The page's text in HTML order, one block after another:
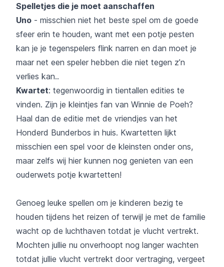
Spelletjes die je moet aanschaffen
Uno - misschien niet het beste spel om de goede
sfeer erin te houden, want met een potje pesten
kan je je tegenspelers flink narren en dan moet je
maar net een speler hebben die niet tegen z’n
verlies kan..
Kwartet: tegenwoordig in tientallen edities te
vinden. Zijn je kleintjes fan van Winnie de Poeh?
Haal dan de editie met de vriendjes van het
Honderd Bunderbos in huis. Kwartetten lijkt
misschien een spel voor de kleinsten onder ons,
maar zelfs wij hier kunnen nog genieten van een
ouderwets potje kwartetten!
Genoeg leuke spellen om je kinderen bezig te
houden tijdens het reizen of terwijl je met de familie
wacht op de luchthaven totdat je vlucht vertrekt.
Mochten jullie nu onverhoopt nog langer wachten
totdat jullie vlucht vertrekt door vertraging, vergeet